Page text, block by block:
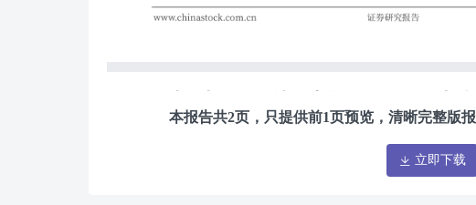
报告格式为PDF，大小0.71M，页数2页，欢
本报告共2页，只提供前1页预览，清晰完整版
立即下载